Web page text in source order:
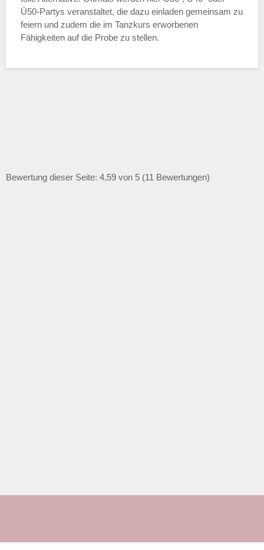
Ü50-Partys veranstaltet, die dazu einladen gemeinsam zu
feiern und zudem die im Tanzkurs erworbenen
Fähigkeiten auf die Probe zu stellen.
Bewertung dieser Seite: 4,59 von 5 (11 Bewertungen)